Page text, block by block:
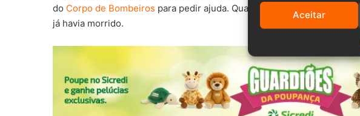
Aceitar
do Corpo de Bombeiros para pedir ajuda. Quando as equipes
já havia morrido.